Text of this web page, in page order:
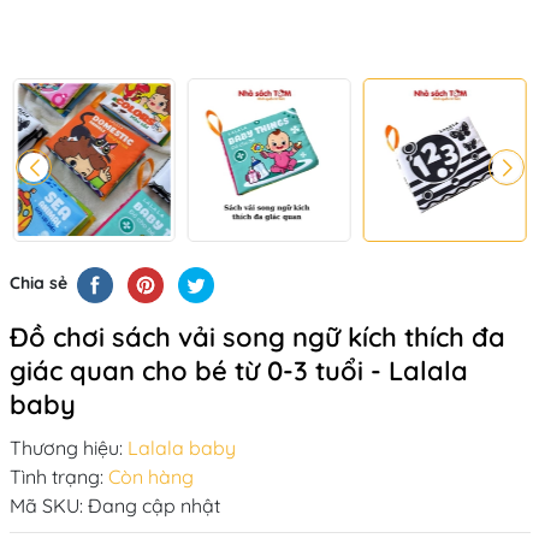
Chia sẻ
Đồ chơi sách vải song ngữ kích thích đa
giác quan cho bé từ 0-3 tuổi - Lalala
baby
Thương hiệu: Lalala baby
Tình trạng: Còn hàng
Mã SKU: Đang cập nhật